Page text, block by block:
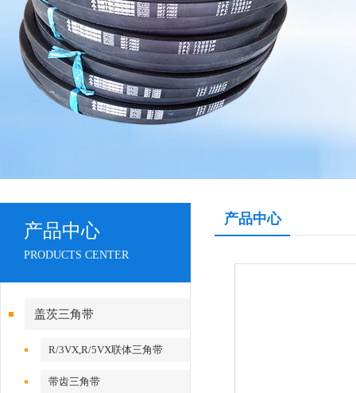
产品中心
PRODUCTS CENTER
盖茨三角带
R/3VX,R/5VX联体三角带
带齿三角带
产品中心